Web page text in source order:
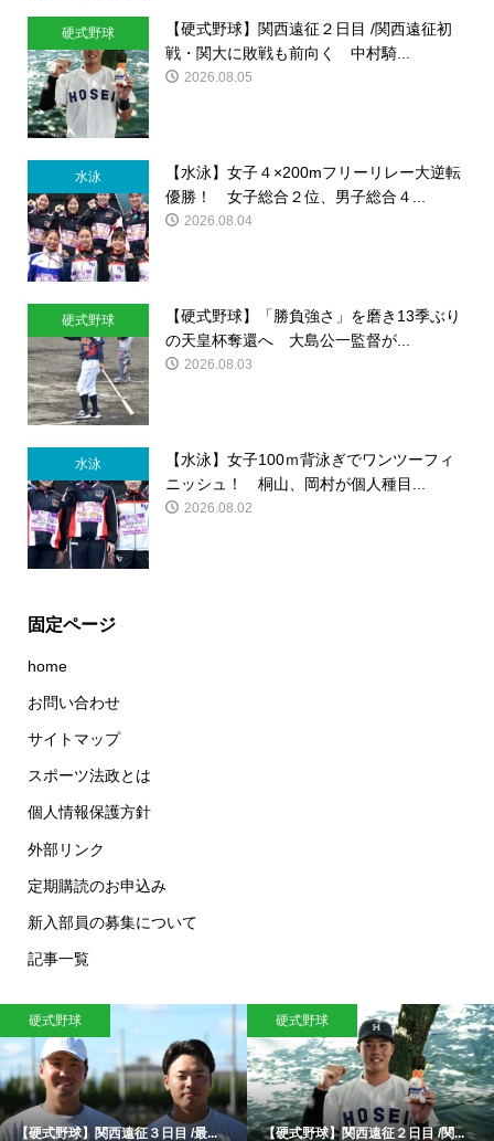
硬式野球
【硬式野球】関西遠征２日目 /関西遠征初
戦・関大に敗戦も前向く 中村騎...
2026.08.05
水泳
【水泳】女子４×200mフリーリレー大逆転
優勝！ 女子総合２位、男子総合４...
2026.08.04
硬式野球
【硬式野球】「勝負強さ」を磨き13季ぶり
の天皇杯奪還へ 大島公一監督が...
2026.08.03
水泳
【水泳】女子100ｍ背泳ぎでワンツーフィ
ニッシュ！ 桐山、岡村が個人種目...
2026.08.02
固定ページ
home
お問い合わせ
サイトマップ
スポーツ法政とは
個人情報保護方針
外部リンク
定期購読のお申込み
新入部員の募集について
記事一覧
硬式野球
【硬式野球】関西遠征３日目 /最...
硬式野球
【硬式野球】関西遠征２日目 /関...